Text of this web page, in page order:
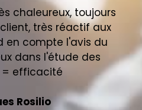
chaleureux, toujours
très réactif aux
en compte l'avis du
dans l'étude des
= efficacité
Rosilio